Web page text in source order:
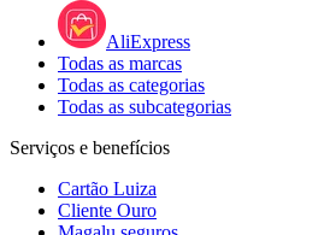
AliExpress
Todas as marcas
Todas as categorias
Todas as subcategorias
Serviços e benefícios
Cartão Luiza
Cliente Ouro